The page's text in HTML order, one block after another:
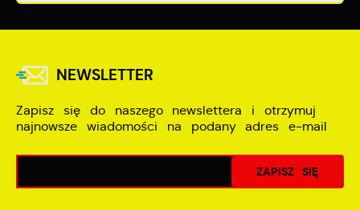
NEWSLETTER
Zapisz się do naszego newslettera i otrzymuj
najnowsze wiadomości na podany adres e-mail